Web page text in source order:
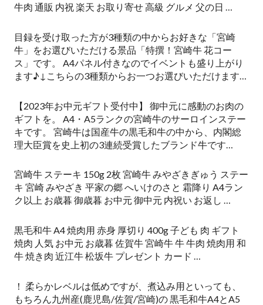
牛肉 通販 内祝 楽天 お取り寄せ 高級 グルメ 父の日 …
目録を受け取った方が3種類の中からお好きな「宮崎
牛」をお選びいただける景品「特撰！宮崎牛 花コー
ス」です。 A4パネル付きなのでイベントも盛り上がり
ます♪↓こちらの3種類からお一つお選びいただけます…
【2023年お中元ギフト受付中】 御中元に感動のお肉の
ギフトを。 A4・A5ランクの宮崎牛のサーロインステー
キです。 宮崎牛は国産牛の黒毛和牛の中から、内閣総
理大臣賞を史上初の3連続受賞したブランド牛です…
宮崎牛 ステーキ 150g 2枚 宮崎牛 みやざきぎゅう ステー
キ 宮崎 みやざき 平家の郷 へいけのさと 霜降り A4ラン
ク以上 お歳暮 御歳暮 お中元 御中元 内祝い お返し …
黒毛和牛 A4 焼肉用 赤身 厚切り 400g 子ども 肉 ギフト
焼肉 人気 お中元 お歳暮 佐賀牛 宮崎牛 牛 牛肉 焼肉用 和
牛 焼き肉 近江牛 松坂牛 プレゼント カード …
！ 柔らかレベルは低めですが、煮込み用といっても、
もちろん九州産(鹿児島/佐賀/宮崎)の 黒毛和牛A4とA5